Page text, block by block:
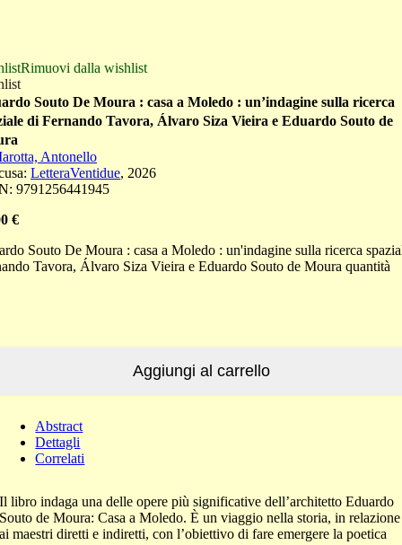
Rimuovi dalla wishlist
Souto De Moura : casa a Moledo : un’indagine sulla ricerca
di Fernando Tavora, Álvaro Siza Vieira e Eduardo Souto de
Antonello
: LetteraVentidue, 2026
9791256441945
€
Souto De Moura : casa a Moledo : un'indagine sulla ricerca
Tavora, Álvaro Siza Vieira e Eduardo Souto de Moura quantità
Aggiungi al carrello
Abstract
Dettagli
Correlati
Il libro indaga una delle opere più significative dell’architetto Eduardo
Souto de Moura: Casa a Moledo. È un viaggio nella storia, in relazione
ai maestri diretti e indiretti, con l’obiettivo di fare emergere la poetica